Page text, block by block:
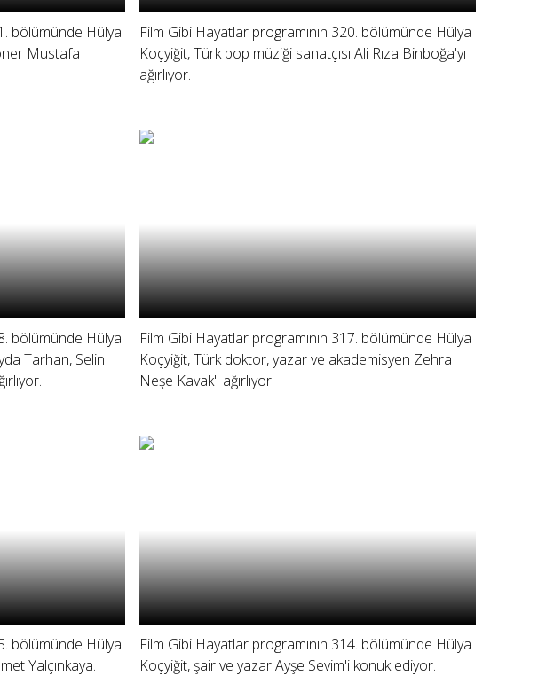
bölümünde Hülya
Mustafa
Film Gibi Hayatlar programının 320. bölümünde Hülya
Koçyiğit, Türk pop müziği sanatçısı Ali Rıza Binboğa'yı
ağırlıyor.
bölümünde Hülya
Tarhan, Selin
Film Gibi Hayatlar programının 317. bölümünde Hülya
Koçyiğit, Türk doktor, yazar ve akademisyen Zehra
Neşe Kavak'ı ağırlıyor.
bölümünde Hülya
Yalçınkaya.
Film Gibi Hayatlar programının 314. bölümünde Hülya
Koçyiğit, şair ve yazar Ayşe Sevim'i konuk ediyor.